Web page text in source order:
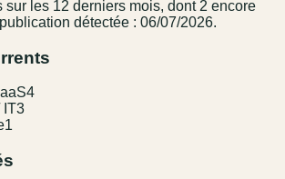
sur les 12 derniers mois, dont 2 encore
détectée : 06/07/2026.
4
IT3
1